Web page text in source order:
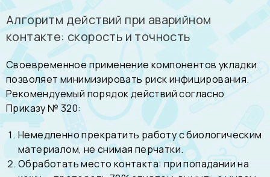
Алгоритм действий при аварийном
контакте: скорость и точность
Своевременное применение компонентов укладки
позволяет минимизировать риск инфицирования.
Рекомендуемый порядок действий согласно
Приказу № 320:
Немедленно прекратить работу с биологическим
материалом, не снимая перчатки.
Обработать место контакта: при попадании на